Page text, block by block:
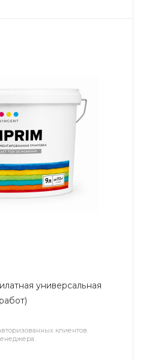
клиентов.